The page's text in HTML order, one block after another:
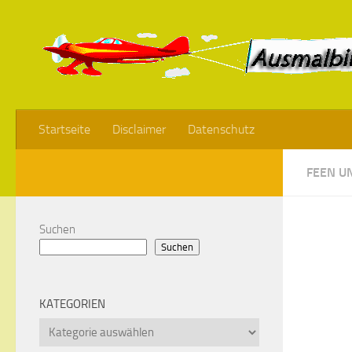
Startseite Disclaimer Datenschutz
FEEN
Suchen
Suchen
KATEGORIEN
Kategorien